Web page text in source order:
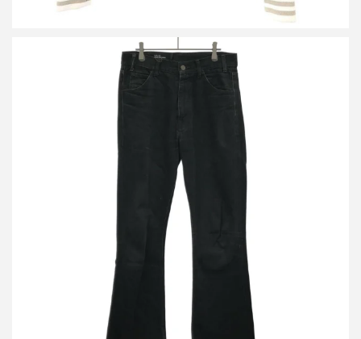
セリーヌ ディラン カットオフ ブーツカットデニムパンツ
2N583760D
買取金額21,600円
詳しく見る